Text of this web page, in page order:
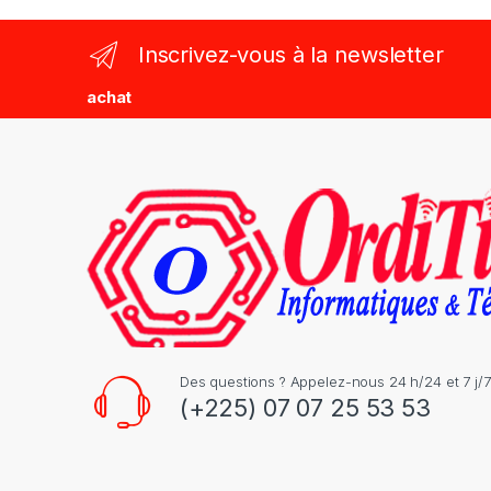
s
Inscrivez-vous à la newsletter
achat
Des questions ? Appelez-nous 24 h/24 et 7 j/7
(+225) 07 07 25 53 53